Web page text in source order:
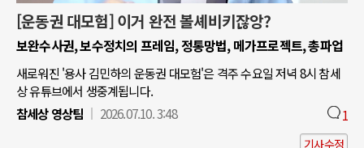
[운동권 대모험] 이거 완전 볼셰비키잖앙?
보완수사권, 보수정치의 프레임, 정통망법, 메가프로젝트, 총파업
새로워진 '용사 김민하의 운동권 대모험'은 격주 수요일 저녁 8시 참세
상 유튜브에서 생중계됩니다.
참세상 영상팀
2026.07.10. 3:48 1
기사수정